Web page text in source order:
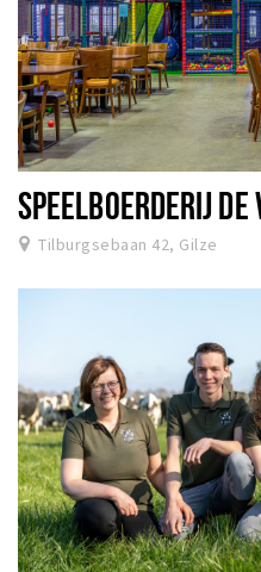
SPEELBOERDERIJ DE
Tilburgsebaan 42, Gilze